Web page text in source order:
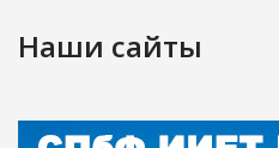
Наши сайты